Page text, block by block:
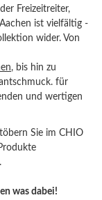
Freizeitreiter,
ist vielfältig -
wider. Von
, bis hin zu
für
und wertigen
Sie im CHIO
.
was dabei!